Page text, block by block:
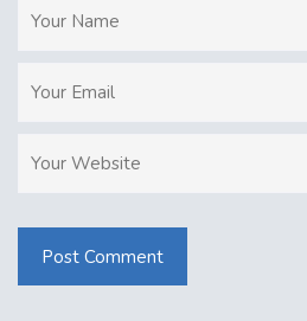
Post Comment